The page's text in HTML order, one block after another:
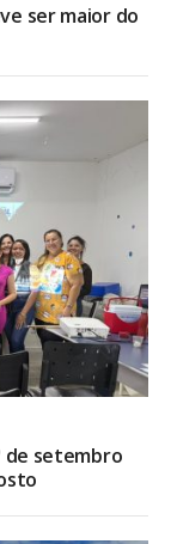
ser maior do
de setembro